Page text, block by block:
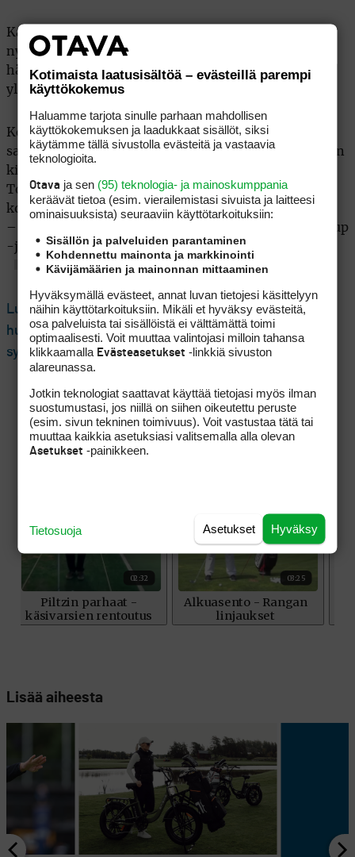
Kaikki tämä on muuttanut tapaa, jolla Mickelsoniin
nykyään suhtaudutaan. Vielä muutama vuosi sitten
hän oli ennen kaikkea golfin suuri viihdyttäjä ja
yleisön suosikki.
Kohut eivät kuitenkaan poista Mickelsonin
saavutuksia. Hän on voittanut urallaan 45 PGA Tourin
kilpailua, joista kuusi on majoreita. Masters
Tournamentissa hän on saanut vihreän takin ylleen
kolme kertaa. Lisäksi hän on ollut keskeinen hahmo
– niin hyvässä kuin pahassa – Yhdysvaltain Ryder Cup
-joukkueissa.
Lue seuraavaksi: Phil Mickelson palkkasi
huippujuristin käydäkseen vastaiskuun median
syytteitä vastaan
Lisää aiheesta
Kotimaista laatusisältöä – evästeillä parempi
käyttökokemus
Haluamme tarjota sinulle parhaan mahdollisen
käyttökokemuksen ja laadukkaat sisällöt, siksi
käytämme tällä sivustolla evästeitä ja vastaavia
teknologioita.
Otava ja sen (95) teknologia- ja mainoskumppania
keräävät tietoa (esim. vierailemis­tasi sivuista ja laitteesi
ominaisuuk­sista) seuraaviin käyttötarkoituksiin:
Sisällön ja palveluiden parantaminen
Kohdennettu mainonta ja markkinointi
Kävijämäärien ja mainonnan mittaaminen
Hyväksymällä evästeet, annat luvan tietojesi käsittelyyn
näihin käyttötarkoituksiin. Mikäli et hyväksy evästeitä,
osa palveluista tai sisällöistä ei välttämättä toimi
optimaalisesti. Voit muuttaa valintojasi milloin tahansa
klikkaamalla Evästeasetukset -linkkiä sivuston
alareunassa.
Jotkin teknologiat saattavat käyttää tietojasi myös ilman
suostumustasi, jos niillä on siihen oikeutettu peruste
(esim. sivun tekninen toimivuus). Voit vastustaa tätä tai
muuttaa kaikkia asetuksiasi valitsemalla alla olevan
Asetukset -painikkeen.
Hyväksy
Asetukset
Tietosuoja